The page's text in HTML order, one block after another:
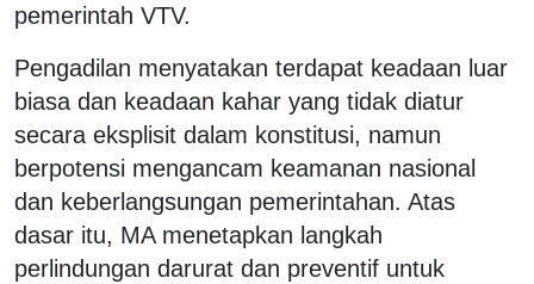
pemerintah VTV.
Pengadilan menyatakan terdapat keadaan luar
biasa dan keadaan kahar yang tidak diatur
secara eksplisit dalam konstitusi, namun
berpotensi mengancam keamanan nasional
dan keberlangsungan pemerintahan. Atas
dasar itu, MA menetapkan langkah
perlindungan darurat dan preventif untuk